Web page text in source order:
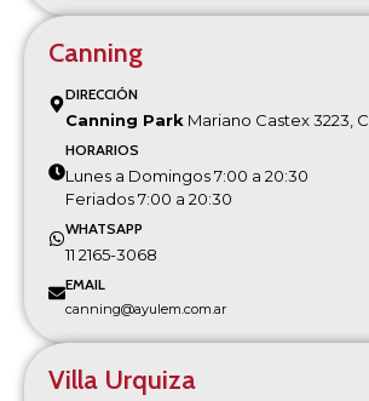
Canning
DIRECCIÓN
Canning Park Mariano Castex 3223,
HORARIOS
Lunes a Domingos 7:00 a 20:30
Feriados 7:00 a 20:30
WHATSAPP
11 2165-3068
EMAIL
canning@ayulem.com.ar
Villa Urquiza